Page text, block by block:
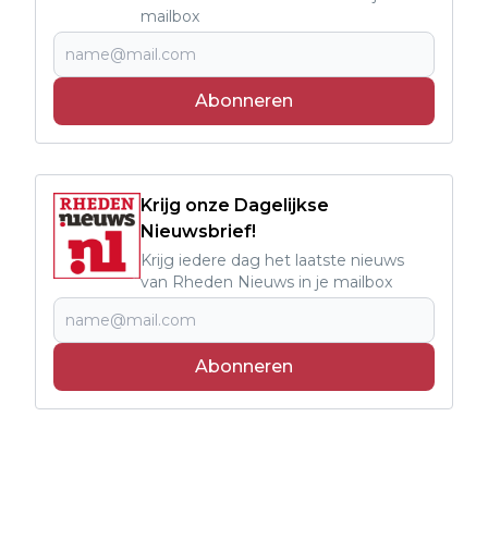
mailbox
Abonneren
Krijg onze Dagelijkse
Nieuwsbrief!
Krijg iedere dag het laatste nieuws
van Rheden Nieuws in je mailbox
Abonneren